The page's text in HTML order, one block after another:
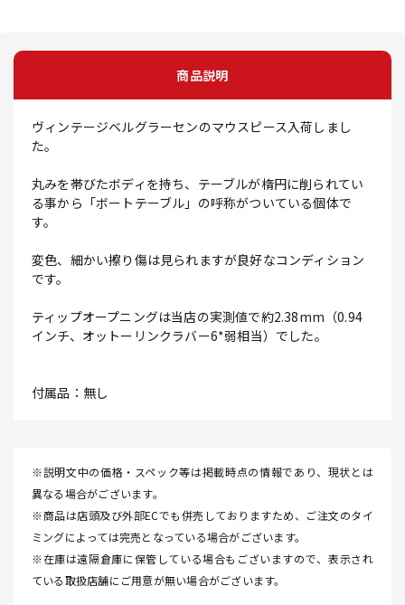
商品説明
ヴィンテージベルグラーセンのマウスピース入荷しまし
た。
丸みを帯びたボディを持ち、テーブルが楕円に削られてい
る事から「ボートテーブル」の呼称がついている個体で
す。
変色、細かい擦り傷は見られますが良好なコンディション
です。
ティップオープニングは当店の実測値で約2.38mm（0.94
インチ、オットーリンクラバー6*弱相当）でした。
付属品：無し
※説明文中の価格・スペック等は掲載時点の情報であり、現状とは
異なる場合がございます。
※商品は店頭及び外部ECでも併売しておりますため、ご注文のタイ
ミングによっては完売となっている場合がございます。
※在庫は遠隔倉庫に保管している場合もございますので、表示され
ている取扱店舗にご用意が無い場合がございます。